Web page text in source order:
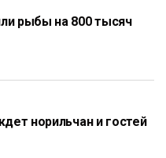
рыбы на 800 тысяч
норильчан и гостей